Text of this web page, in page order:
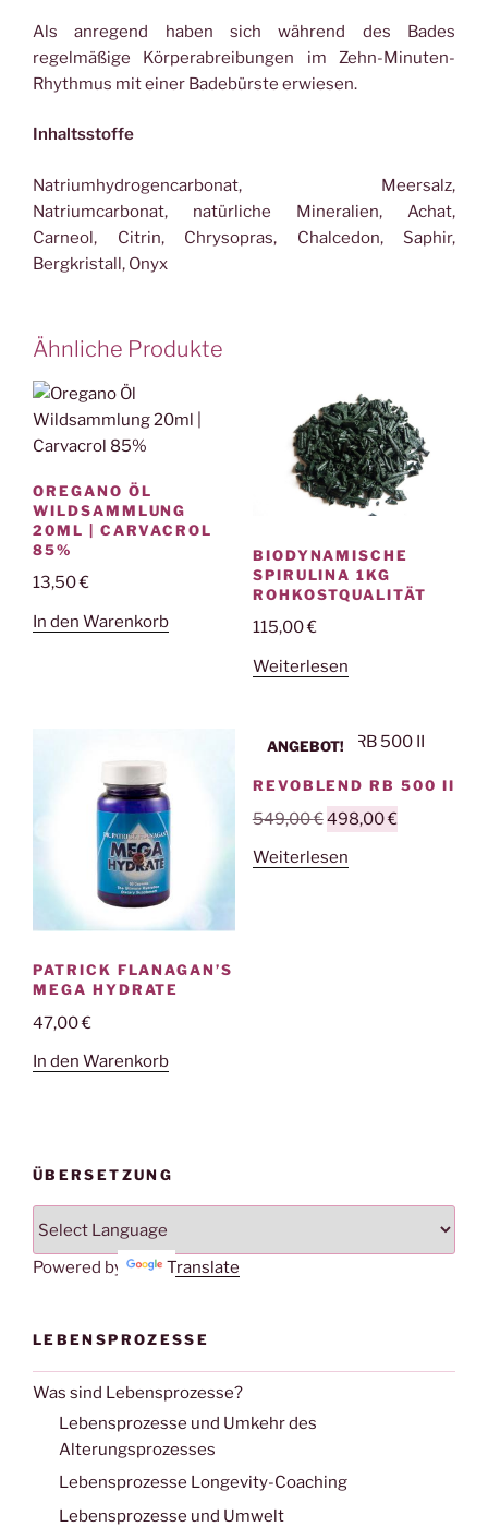
Als anregend haben sich während des Bades
regelmäßige Körperabreibungen im Zehn-Minuten-
Rhythmus mit einer Badebürste erwiesen.
Inhaltsstoffe
Natriumhydrogencarbonat, Meersalz,
Natriumcarbonat, natürliche Mineralien, Achat,
Carneol, Citrin, Chrysopras, Chalcedon, Saphir,
Bergkristall, Onyx
Ähnliche Produkte
OREGANO ÖL
WILDSAMMLUNG
20ML | CARVACROL
85%
13,50€
In den Warenkorb
BIODYNAMISCHE
SPIRULINA 1KG
ROHKOSTQUALITÄT
115,00€
Weiterlesen
PATRICK FLANAGAN’S
MEGA HYDRATE
47,00€
In den Warenkorb
ANGEBOT!
REVOBLEND RB 500 II
549,00€Ursprünglicher
war:
498,00€Aktueller
Weiterlesen
ÜBERSETZUNG
Powered by Translate
LEBENSPROZESSE
Was sind Lebensprozesse?
Lebensprozesse und Umkehr des
Alterungsprozesses
Lebensprozesse Longevity-Coaching
Lebensprozesse und Umwelt